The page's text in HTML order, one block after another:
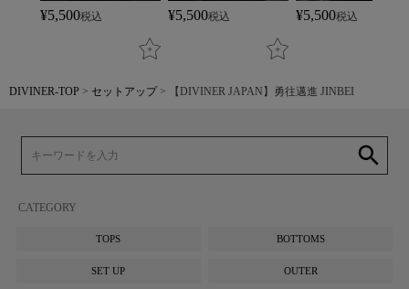
¥5,500税込 ¥5,500税込 ¥5,500税込
DIVINER-TOP セットアップ 【DIVINER JAPAN】勇往邁進 JINBEI
search
CATEGORY
TOPS BOTTOMS
SET UP OUTER